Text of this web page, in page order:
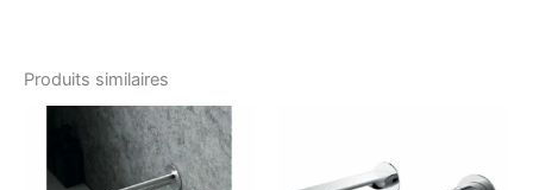
Produits similaires